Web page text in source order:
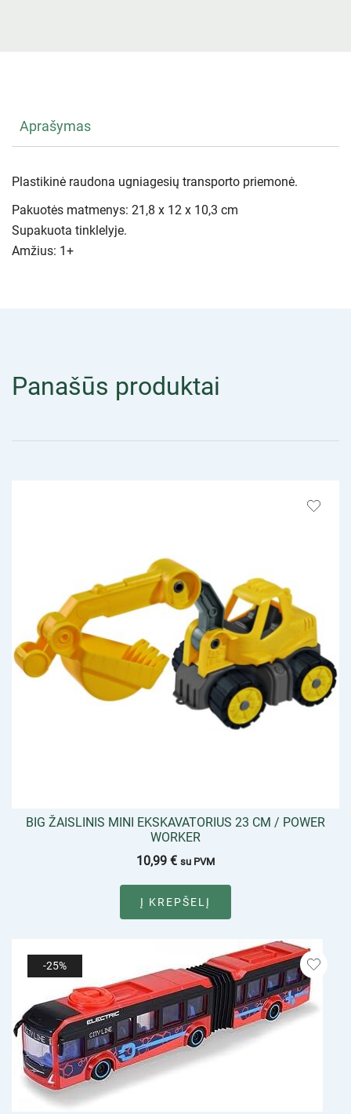
Aprašymas
Plastikinė raudona ugniagesių transporto priemonė.
Pakuotės matmenys: 21,8 x 12 x 10,3 cm
Supakuota tinklelyje.
Amžius: 1+
Panašūs produktai
BIG ŽAISLINIS MINI EKSKAVATORIUS 23 CM / POWER
WORKER
10,99 € su PVM
Į KREPŠELĮ
-25%